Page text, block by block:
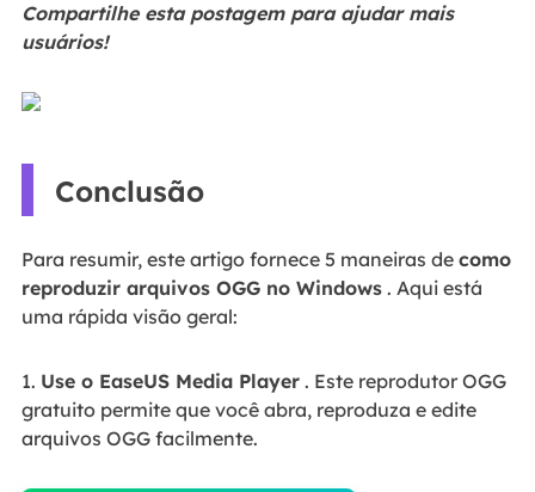
Compartilhe esta postagem para ajudar mais
usuários!
Conclusão
Para resumir, este artigo fornece 5 maneiras de como
reproduzir arquivos OGG no Windows. Aqui está
uma rápida visão geral:
1. Use o EaseUS Media Player. Este reprodutor OGG
gratuito permite que você abra, reproduza e edite
arquivos OGG facilmente.
